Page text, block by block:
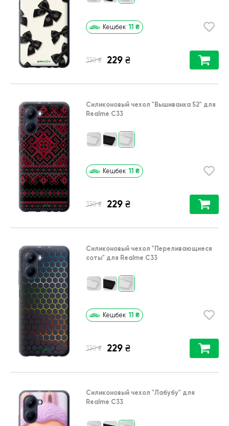
Кешбек 11 ₴
330 ₴ 229 ₴
Силиконовый чехол "Вышиванка 52" для
Realme C33
Кешбек 11 ₴
330 ₴ 229 ₴
Силиконовый чехол "Переливающиеся
соты" для Realme C33
Кешбек 11 ₴
330 ₴ 229 ₴
Силиконовый чехол "Лабубу" для
Realme C33